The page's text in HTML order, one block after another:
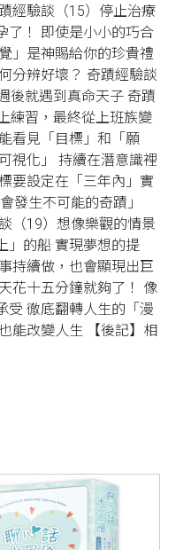
經驗談（15）停止治療
了！ 即使是小小的巧合
」是神賜給你的珍貴禮
分辨好壞？ 奇蹟經驗談
後就遇到真命天子 奇蹟
練習，最終從上班族變
看見「目標」和「願
視化」 持續在潛意識裡
要設定在「三年內」實
發生不可能的奇蹟」
（19）想像樂觀的情景
」的船 實現夢想的提
持續做，也會顯現出巨
花十五分鐘就夠了！ 像
受 徹底翻轉人生的「漫
能改變人生 【後記】相